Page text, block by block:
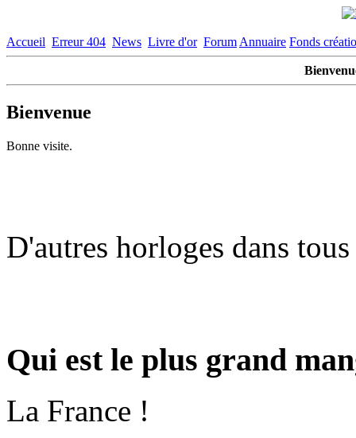
Accueil Erreur 404 News Livre d'or Forum Annuaire Fonds
Bienvenue
Bonne visite.
D'autres horloges dans
Qui est le plus grand
La France !